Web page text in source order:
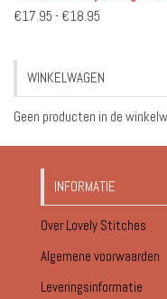
€17.95 - €18.95
€18.95
WINKELWAGEN
Geen producten in de
INFORMATIE
Over Lovely Stitches
Algemene voorwaarden
Leveringsinformatie